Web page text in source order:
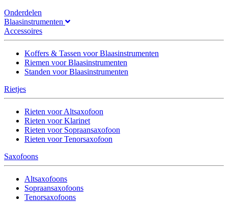
Onderdelen
Blaasinstrumenten
Accessoires
Koffers & Tassen voor Blaasinstrumenten
Riemen voor Blaasinstrumenten
Standen voor Blaasinstrumenten
Rietjes
Rieten voor Altsaxofoon
Rieten voor Klarinet
Rieten voor Sopraansaxofoon
Rieten voor Tenorsaxofoon
Saxofoons
Altsaxofoons
Sopraansaxofoons
Tenorsaxofoons